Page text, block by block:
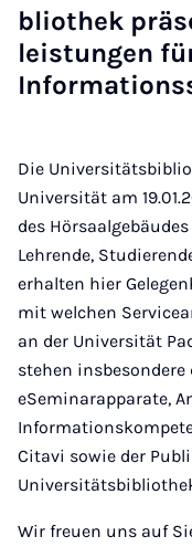
blio­thek
leis­tun­gen
Die
Universität am
des
Lehrende,
erhalten hier
mit welchen
an der Universität
stehen
eSeminarapparate,
Citavi sowie der
Wir freuen uns auf